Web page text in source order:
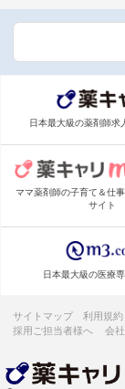
日本最大級の薬剤師求
ママ薬剤師の子育て＆仕
サイト
日本最大級の医療
サイトマップ 利用規約
採用ご担当者様へ
会